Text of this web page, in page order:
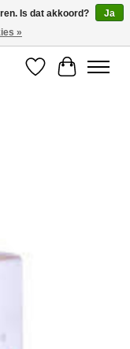
Verlanglijst
Is dat akkoord?
Ja
»